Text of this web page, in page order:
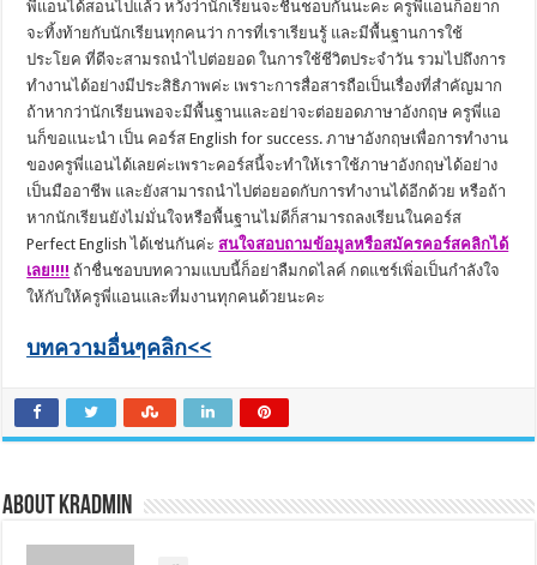
พี่แอนได้สอนไปแล้ว หวังว่านักเรียนจะชื่นชอบกันนะคะ ครูพี่แอนก็อยาก
จะทิ้งท้ายกับนักเรียนทุกคนว่า การที่เราเรียนรู้ และมีพื้นฐานการใช้
ประโยค ที่ดีจะสามรถนำไปต่อยอด ในการใช้ชีวิตประจำวัน รวมไปถึงการ
ทำงานได้อย่างมีประสิธิภาพค่ะ เพราะการสื่อสารถือเป็นเรื่องที่สำคัญมาก
ถ้าหากว่านักเรียนพอจะมีพื้นฐานและอย่าจะต่อยอดภาษาอังกฤษ ครูพี่แอ
นก็ขอแนะนำ เป็น คอร์ส English for success. ภาษาอังกฤษเพื่อการทำงาน
ของครูพี่แอนได้เลยค่ะเพราะคอร์สนี้จะทำให้เราใช้ภาษาอังกฤษได้อย่าง
เป็นมืออาชีพ และยังสามารถนำไปต่อยอดกับการทำงานได้อีกด้วย หรือถ้า
หากนักเรียนยังไม่มั่นใจหรือพื้นฐานไม่ดีก็สามารถลงเรียนในคอร์ส
Perfect English ได้เช่นกันค่ะสนใจสอบถามข้อมูลหรือสมัครคอร์สคลิกได้
เลย!!!! ถ้าชื่นชอบบทความแบบนี้ก็อย่าลืมกดไลค์ กดแชร์เพิ่อเป็นกำลังใจ
ให้กับให้ครูพี่แอนและที่มงานทุกคนด้วยนะคะ
บทความอื่นๆคลิก<<
About kradmin